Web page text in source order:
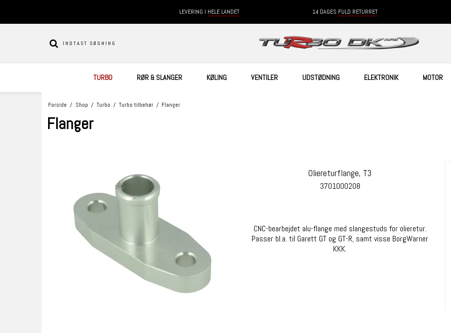
LEVERING I HELE LANDET 14 DAGES FULD RETURRET
TURBO RØR & SLANGER KØLING VENTILER UDSTØDNING ELEKTRONIK MOTOR
Forside / Shop / Turbo / Turbo tilbehør / Flanger
Flanger
Oliereturflange, T3
3701000208
CNC-bearbejdet alu-flange med slangestuds for olieretur.
Passer bl.a. til Garett GT og GT-R, samt visse BorgWarner
KKK.